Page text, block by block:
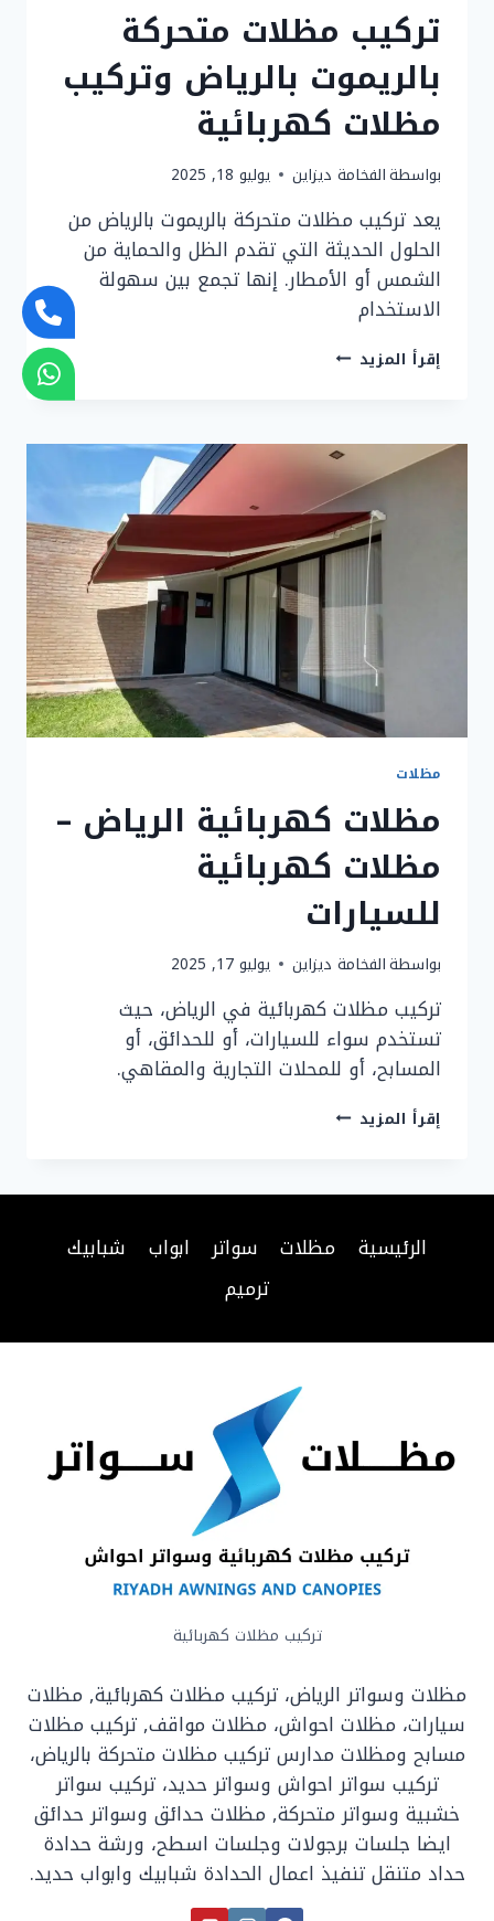
تركيب مظلات متحركة
بالريموت بالرياض وتركيب
مظلات كهربائية
بواسطةالفخامة ديزاين يوليو 18, 2025
يعد تركيب مظلات متحركة بالريموت بالرياض من
الحلول الحديثة التي تقدم الظل والحماية من
الشمس أو الأمطار. إنها تجمع بين سهولة
الاستخدام
إقرأ المزيد تركيب
بالرياض
وتركيب
مظلات
كهربائية
مظلات
مظلات كهربائية الرياض –
مظلات كهربائية
للسيارات
بواسطةالفخامة ديزاين يوليو 17, 2025
تركيب مظلات كهربائية في الرياض، حيث
تستخدم سواء للسيارات، أو للحدائق، أو
المسابح، أو للمحلات التجارية والمقاهي.
إقرأ المزيد مظلات
للسياراتالرئيسية مظلات سواتر ابواب
شبابيك
ترميم
تركيب مظلات كهربائية
مظلات وسواتر الرياض، تركيب مظلات كهربائية, مظلات
سيارات، مظلات احواش، مظلات مواقف, تركيب مظلات
مسابح ومظلات مدارس تركيب مظلات متحركة بالرياض،
تركيب سواتر احواش وسواتر حديد، تركيب سواتر
خشبية وسواتر متحركة, مظلات حدائق وسواتر حدائق
ايضا جلسات برجولات وجلسات اسطح، ورشة حدادة
حداد متنقل تنفيذ اعمال الحدادة شبابيك وابواب حديد.